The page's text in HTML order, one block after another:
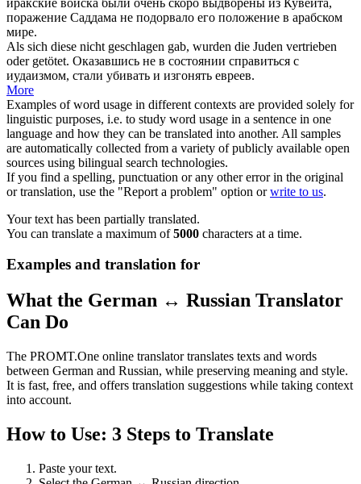
поражение Саддама не подорвало его положение в арабском
мире.
Als sich diese nicht geschlagen gab, wurden die Juden vertrieben
oder getötet. Оказавшись не в состоянии справиться с
иудаизмом, стали убивать и изгонять евреев.
More
Examples of word usage in different contexts are provided solely for
linguistic purposes, i.e. to study word usage in a sentence in one
language and how they can be translated into another. All samples
are automatically collected from a variety of publicly available open
sources using bilingual search technologies.
If you find a spelling, punctuation or any other error in the original
or translation, use the "Report a problem" option orwrite to us.
Your text has been partially translated.
You can translate a maximum of5000 characters at a time.
Examples and translation for
What the German ↔ Russian Translator
Can Do
The PROMT.One online translator translates texts and words
between German and Russian, while preserving meaning and style.
It is fast, free, and offers translation suggestions while taking context
into account.
How to Use: 3 Steps to Translate
Paste your text.